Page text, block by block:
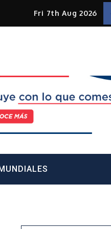
Fri 7th Aug 2026